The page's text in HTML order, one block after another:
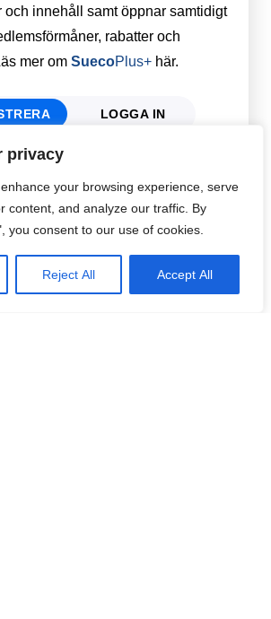
privacy
your browsing experience, serve
content, and analyze our traffic. By
you consent to our use of cookies.
Reject All Accept All
och innehåll samt öppnar samtidigt
rabatter och
mer om SuecoPlus+ här.
LOGGA IN